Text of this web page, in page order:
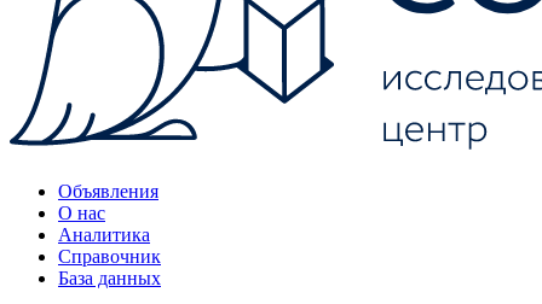
Объявления
О нас
Аналитика
Справочник
База данных